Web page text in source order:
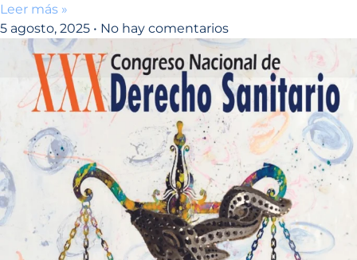
Leer más »
5 agosto, 2025
No hay comentarios